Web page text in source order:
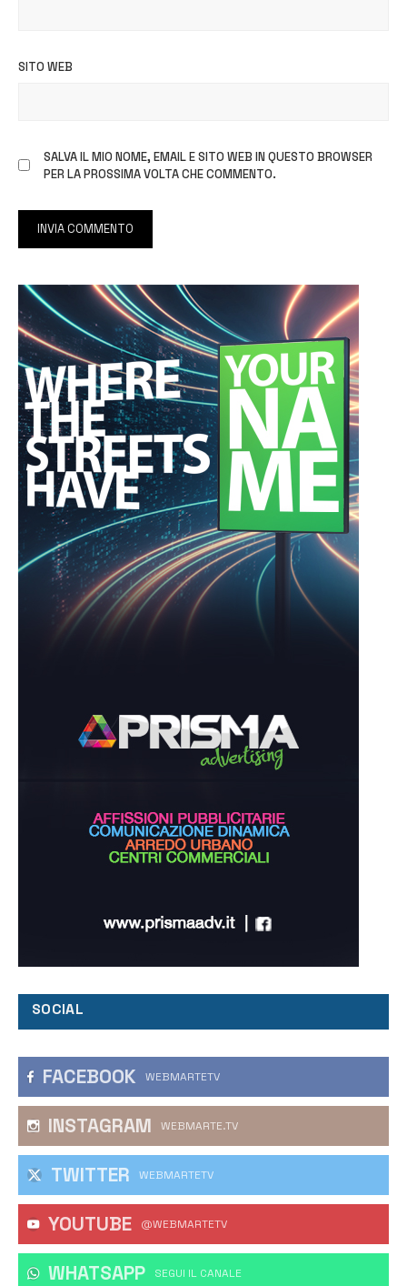
SITO WEB
SALVA IL MIO NOME, EMAIL E SITO WEB IN QUESTO BROWSER
PER LA PROSSIMA VOLTA CHE COMMENTO.
SOCIAL
FACEBOOK WEBMARTETV
INSTAGRAM WEBMARTE.TV
TWITTER WEBMARTETV
YOUTUBE @WEBMARTETV
WHATSAPP ‎SEGUI IL CANALE